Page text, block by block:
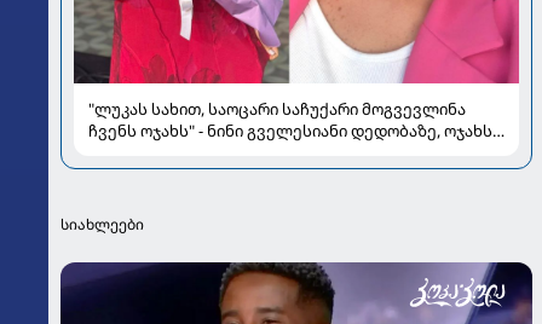
"ლუკას სახით, საოცარი საჩუქარი მოგვევლინა
ჩვენს ოჯახს" - ნინი გველესიანი დედობაზე, ოჯახსა
სიახლეები